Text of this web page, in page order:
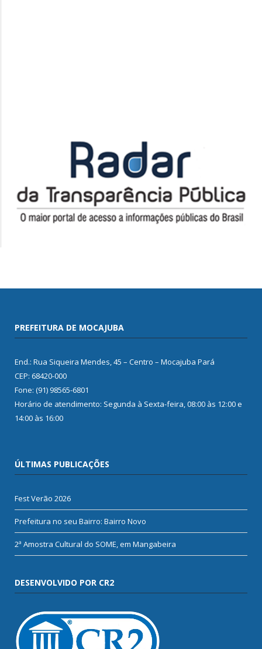
PREFEITURA DE MOCAJUBA
End.: Rua Siqueira Mendes, 45 – Centro – Mocajuba Pará
CEP: 68420-000
Fone: (91) 98565-6801
Horário de atendimento: Segunda à Sexta-feira, 08:00 às 12:00 e
14:00 às 16:00
ÚLTIMAS PUBLICAÇÕES
Fest Verão 2026
Prefeitura no seu Bairro: Bairro Novo
2ª Amostra Cultural do SOME, em Mangabeira
DESENVOLVIDO POR CR2